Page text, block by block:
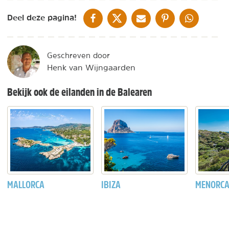
Deel deze pagina! DELEN OP FACEBOOK
DELEN OP XDELEN VIA DE MAIL
DELEN OP PINTEREST
DELEN OP
Geschreven door
Henk van Wijngaarden
Bekijk ook de eilanden in de Balearen
MALLORCA IBIZA MENORCA